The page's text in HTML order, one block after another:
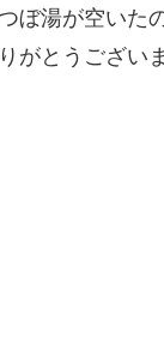
ぼ湯が空いた
がとうござい